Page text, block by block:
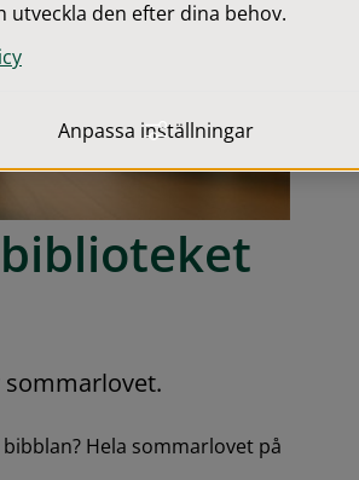
sommarlovet.
Hela sommarlovet på
utveckla den efter dina behov.
Anpassa inställningar